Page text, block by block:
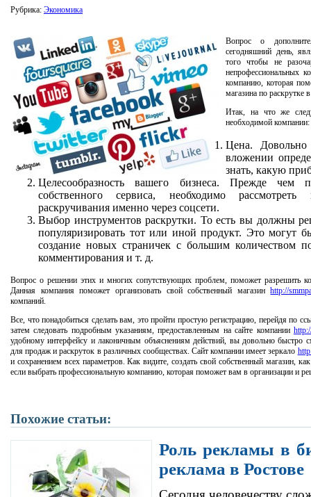
Рубрика: Экономика
Вопрос о
сегодняшний день,
того чтобы не
непрофессиональных
компанию, которая
магазина по раскрутке
Итак, на что же
необходимой компании:
Цена.
вложении
знать, какую
Целесообразность вашего бизнеса. Прежде чем
собственного сервиса, необходимо рассмотреть
раскручивания именно через соцсети.
Выбор инструментов раскрутки. То есть вы должны
популяризировать тот или иной продукт. Это могут
создание новых страничек с большим количеством
комментирования и т. д.
Вопрос о решении этих и многих сопутствующих проблем, поможет разрешить
Данная компания поможет организовать свой собственный магазинhttp://
компаний.
Все, что понадобиться сделать вам, это пройти простую регистрацию, перейдя по
затем следовать подробным указаниям, предоставленным на сайте компании
удобному интерфейсу и лаконичным объяснениям действий, вы довольно быстро
для продаж и раскруток в различных сообществах. Сайт компании имеет зеркало
и сохранением всех параметров. Как видите, создать свой собственный магазин,
если выбрать профессиональную компанию, которая поможет вам в организации и
Похожие статьи:
Роль рекламы в
реклама в Ростове